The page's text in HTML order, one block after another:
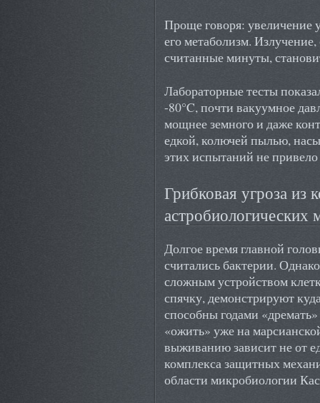
Проще говоря: увеличение
его метаболизм. Излучение,
считанные минуты,
Лабораторные тесты
-80°C, почти вакуумное
мощнее земного и даже
едкой, колючей пылью,
этих испытаний не
Грибковая угроза из
астробиологических
Долгое время главной
считались бактерии.
сложным устройством
спячку, демонстрируют
способны годами
«ожить» уже на
выживанию зависит не от
комплекса защитных
области микробиологии